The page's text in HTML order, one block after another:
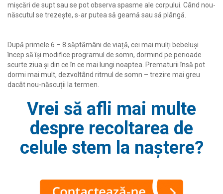
mișcări de supt sau se pot observa spasme ale corpului. Când nou-
născutul se trezește, s-ar putea să geamă sau să plângă.
După primele 6 – 8 săptămâni de viață, cei mai mulți bebeluși
încep să își modifice programul de somn, dormind pe perioade
scurte ziua și din ce în ce mai lungi noaptea. Prematurii însă pot
dormi mai mult, dezvoltând ritmul de somn – trezire mai greu
dacât nou-născuții la termen.
Vrei să afli mai multe
despre recoltarea de
celule stem la naștere?